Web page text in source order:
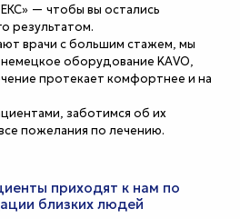
— чтобы вы остались
результатом.
врачи с большим стажем, мы
оборудование KAVO,
протекает комфортнее и на
заботимся об их
пожелания по лечению.
приходят к нам по
близких людей